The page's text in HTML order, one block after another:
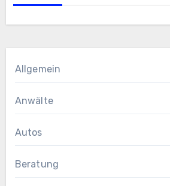
Allgemein
Anwälte
Autos
Beratung